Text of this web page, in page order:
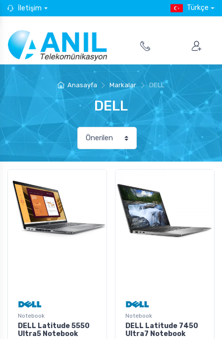
İletişim Türkçe
Anasayfa Markalar DELL
DELL
Notebook
DELL Latitude 5550
Ultra5 Notebook
Notebook
DELL Latitude 7450
Ultra7 Notebook